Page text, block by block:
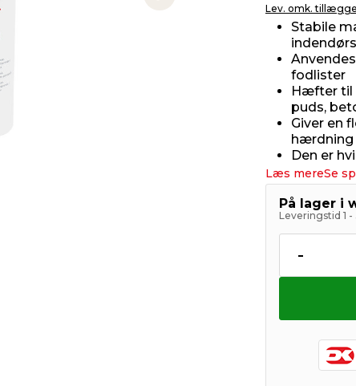
Next slide Lev. omk.
Stabile
indendørs
fodlister
Hæfter til
puds,
Giver en
hærdning
Den er
Læs mereSe
På lager i
Leveringstid 1
-